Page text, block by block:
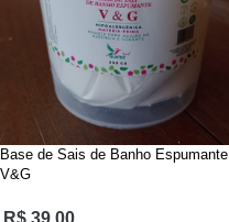
Base de Sais de Banho Espumante
V&G
R$39,00